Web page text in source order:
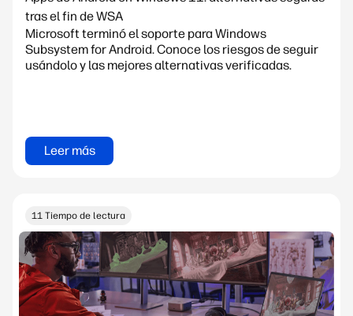
tras el fin de WSA
Microsoft terminó el soporte para Windows
Subsystem for Android. Conoce los riesgos de seguir
usándolo y las mejores alternativas verificadas.
Leer más
11 Tiempo de lectura